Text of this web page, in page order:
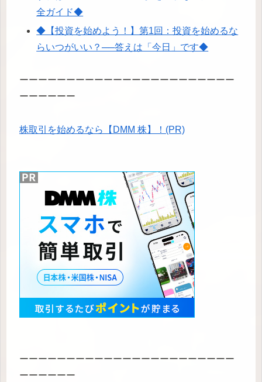
全ガイド◆
◆【投資を始めよう！】第1回：投資を始めるな
らいつがいい？──答えは「今日」です◆
ーーーーーーーーーーーーーーーーーーーーーーー
ーーーーーー
株取引を始めるなら【DMM 株】！(PR)
ーーーーーーーーーーーーーーーーーーーーーーー
ーーーーーー